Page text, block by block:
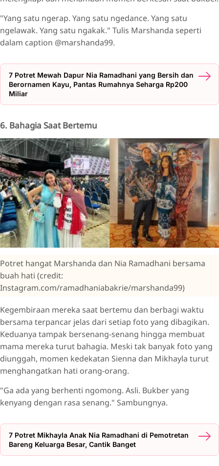
"Yang satu ngerap. Yang satu ngedance. Yang satu
ngelawak. Yang satu ngakak." Tulis Marshanda seperti
dalam caption @marshanda99.
7 Potret Mewah Dapur Nia Ramadhani yang Bersih dan
Berornamen Kayu, Pantas Rumahnya Seharga Rp200
Miliar
6. Bahagia Saat Bertemu
Potret hangat Marshanda dan Nia Ramadhani bersama
buah hati (credit:
Instagram.com/ramadhaniabakrie/marshanda99)
Kegembiraan mereka saat bertemu dan berbagi waktu
bersama terpancar jelas dari setiap foto yang dibagikan.
Keduanya tampak bersenang-senang hingga membuat
mama mereka turut bahagia. Meski tak banyak foto yang
diunggah, momen kedekatan Sienna dan Mikhayla turut
menghangatkan hati orang-orang.
"Ga ada yang berhenti ngomong. Asli. Bukber yang
kenyang dengan rasa senang." Sambungnya.
7 Potret Mikhayla Anak Nia Ramadhani di Pemotretan
Bareng Keluarga Besar, Cantik Banget